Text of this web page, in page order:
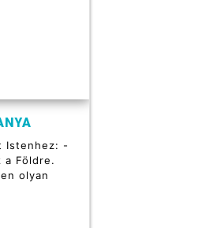
Istenhez: -
a Földre.
olyan